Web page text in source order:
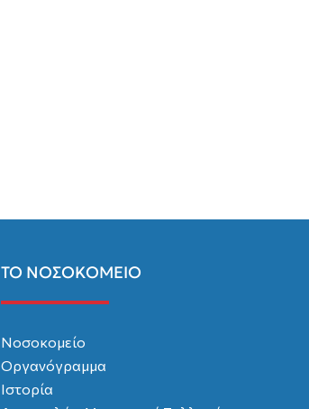
ΤΟ ΝΟΣΟΚΟΜΕΙΟ
Νοσοκομείο
Οργανόγραμμα
Ιστορία